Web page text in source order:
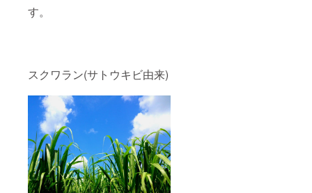
す。
スクワラン(サトウキビ由来)